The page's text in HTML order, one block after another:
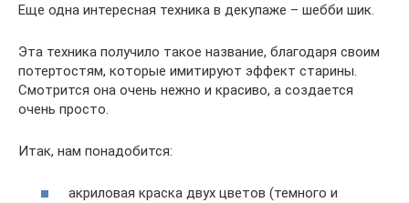
Еще одна интересная техника в декупаже – шебби шик.
Эта техника получило такое название, благодаря своим
потертостям, которые имитируют эффект старины.
Смотрится она очень нежно и красиво, а создается
очень просто.
Итак, нам понадобится:
акриловая краска двух цветов (темного и